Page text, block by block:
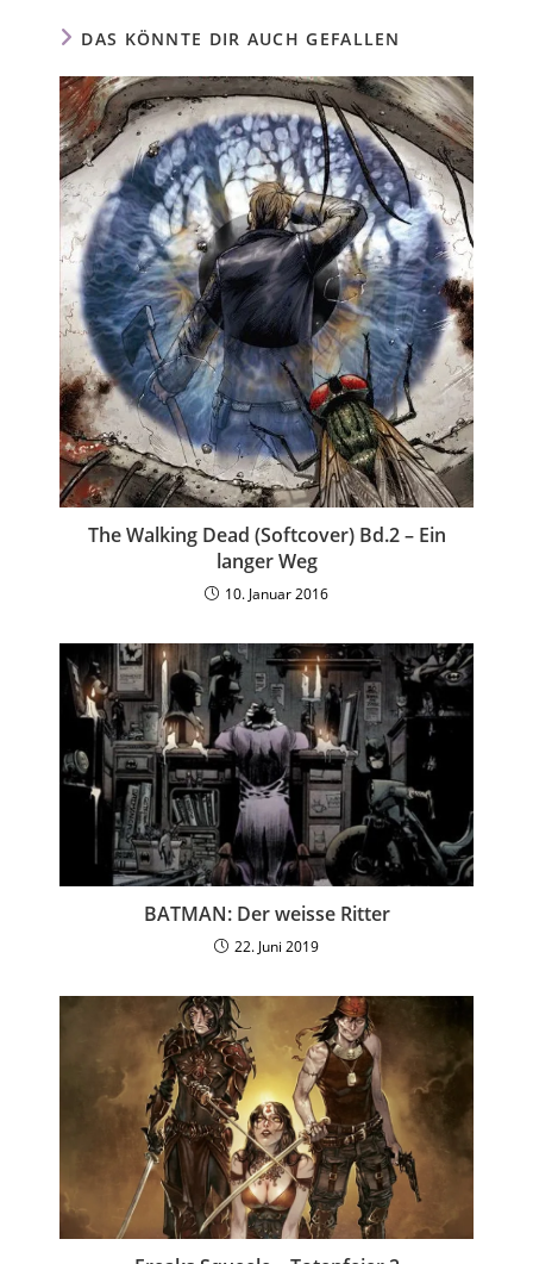
DAS KÖNNTE DIR AUCH GEFALLEN
The Walking Dead (Softcover) Bd.2 – Ein
langer Weg
10. Januar 2016
BATMAN: Der weisse Ritter
22. Juni 2019